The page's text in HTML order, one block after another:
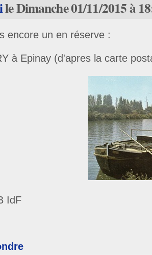
le Dimanche 01/11/2015 à
encore un en réserve :
à Epinay (d'apres la carte
IdF